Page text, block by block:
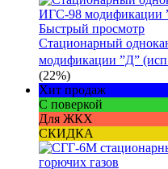
Быстрый просмотр
Стационарный
модификации ”Д”
(22%)
Хит продаж
С поверкой
Для ЖКХ
СКИДКА